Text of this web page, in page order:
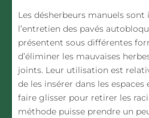
Les désherbeurs manuels sont
l’entretien des pavés
présentent sous différentes
d’éliminer les mauvaises
joints. Leur utilisation est
de les insérer dans les
faire glisser pour retirer les
méthode puisse prendre un